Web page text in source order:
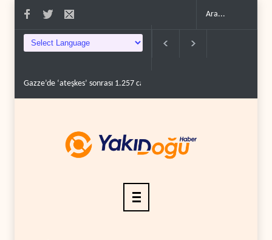
Gazze’de ‘ateşkes’ sonrası 1.257 can kaybı..